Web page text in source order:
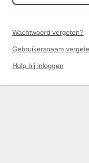
Wachtwoord vergeten?
Gebruikersnaam
Hulp bij inloggen